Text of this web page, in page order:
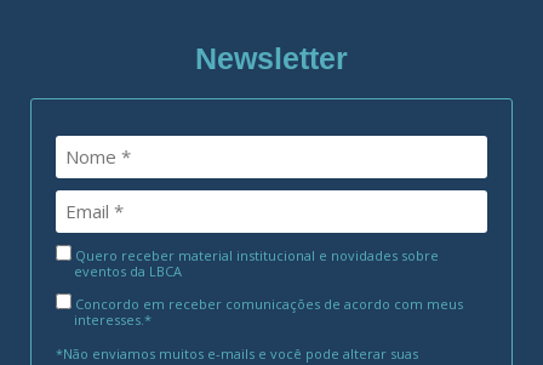
Newsletter
Quero receber material institucional e novidades sobre
eventos da LBCA
Concordo em receber comunicações de acordo com meus
interesses.*
*Não enviamos muitos e-mails e você pode alterar suas